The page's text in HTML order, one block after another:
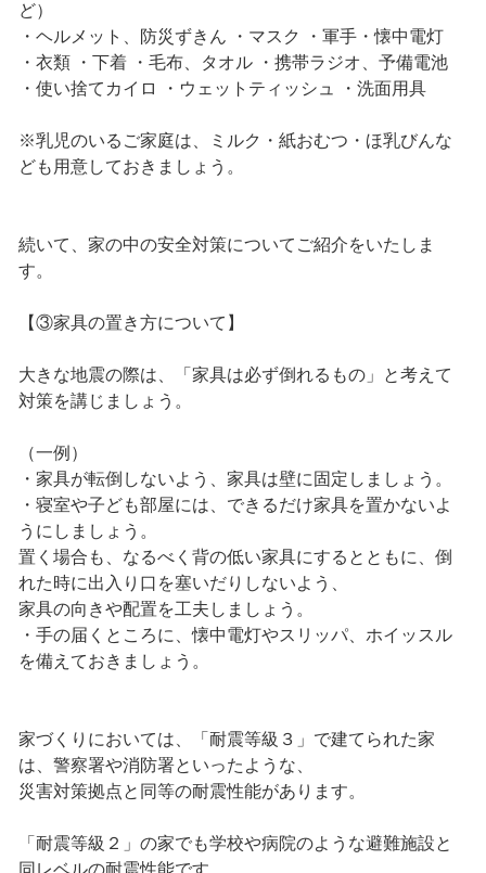
ど）
・ヘルメット、防災ずきん ・マスク ・軍手・懐中電灯
・衣類 ・下着 ・毛布、タオル ・携帯ラジオ、予備電池
・使い捨てカイロ ・ウェットティッシュ ・洗面用具
※乳児のいるご家庭は、ミルク・紙おむつ・ほ乳びんな
ども用意しておきましょう。
続いて、家の中の安全対策についてご紹介をいたしま
す。
【③家具の置き方について】
大きな地震の際は、「家具は必ず倒れるもの」と考えて
対策を講じましょう。
（一例）
・家具が転倒しないよう、家具は壁に固定しましょう。
・寝室や子ども部屋には、できるだけ家具を置かないよ
うにしましょう。
置く場合も、なるべく背の低い家具にするとともに、倒
れた時に出入り口を塞いだりしないよう、
家具の向きや配置を工夫しましょう。
・手の届くところに、懐中電灯やスリッパ、ホイッスル
を備えておきましょう。
家づくりにおいては、「耐震等級３」で建てられた家
は、警察署や消防署といったような、
災害対策拠点と同等の耐震性能があります。
「耐震等級２」の家でも学校や病院のような避難施設と